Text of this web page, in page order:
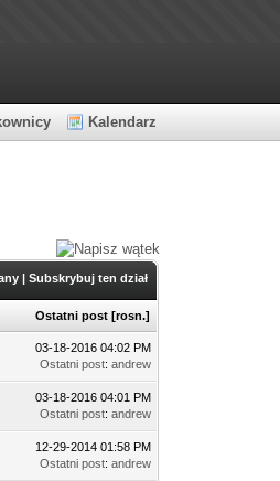
Kalendarz
|Subskrybuj ten dział
Ostatni post [rosn.]
03-18-2016 04:02 PM
Ostatni post:andrew
03-18-2016 04:01 PM
Ostatni post:andrew
12-29-2014 01:58 PM
Ostatni post:andrew